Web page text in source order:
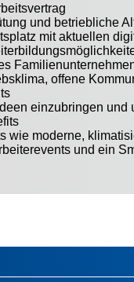
und betriebliche
mit aktuellen
offene
einzubringen und
wie moderne,
und ein